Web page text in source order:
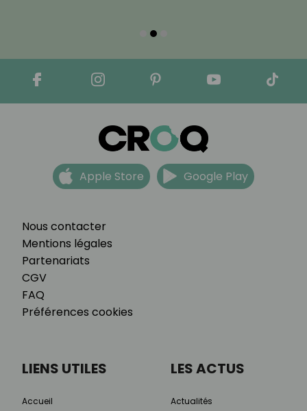
Nous contacter
Mentions légales
Partenariats
CGV
FAQ
Préférences cookies
Apple Store Google Play
LIENS UTILES
Accueil
LES ACTUS
Actualités